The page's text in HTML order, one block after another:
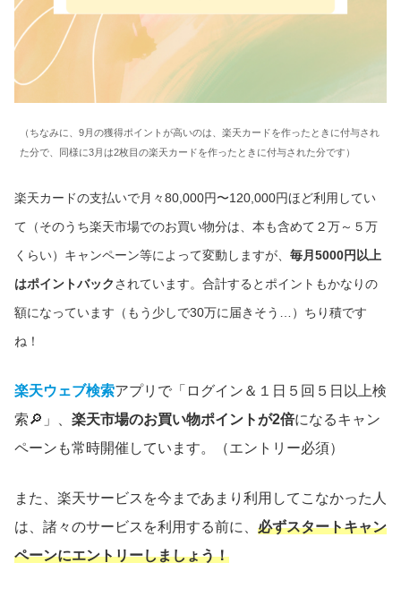
（ちなみに、9月の獲得ポイントが高いのは、楽天カードを作ったときに付与され
た分で、同様に3月は2枚目の楽天カードを作ったときに付与された分です）
楽天カードの支払いで月々80,000円〜120,000円ほど利用してい
て（そのうち楽天市場でのお買い物分は、本も含めて２万～５万
くらい）キャンペーン等によって変動しますが、 毎月5000円以上
はポイントバックされています。合計するとポイントもかなりの
額になっています（もう少しで30万に届きそう…）ちり積です
ね！
楽天ウェブ検索アプリで「ログイン＆１日５回５日以上検
索🔎」、 楽天市場のお買い物ポイントが2倍になるキャン
ペーンも常時開催しています。（エントリー必須）
また、楽天サービスを今まであまり利用してこなかった人
は、諸々のサービスを利用する前に、 必ずスタートキャン
ペーンにエントリーしましょう！